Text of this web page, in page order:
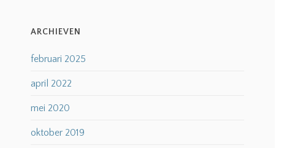
ARCHIEVEN
februari 2025
april 2022
mei 2020
oktober 2019